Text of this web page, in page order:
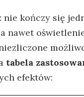
kończy ​się
nawet⁣
tabela
efektów: